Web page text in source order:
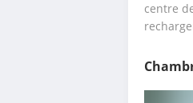
centre